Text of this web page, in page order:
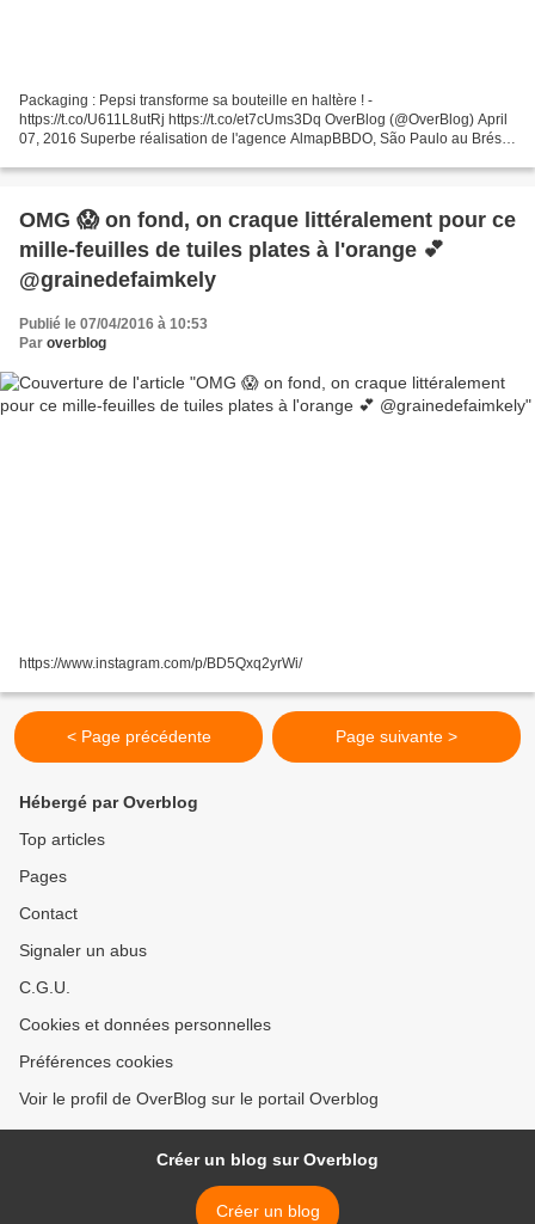
Packaging : Pepsi transforme sa bouteille en haltère ! -
https://t.co/U611L8utRj https://t.co/et7cUms3Dq OverBlog (@OverBlog) April
07, 2016 Superbe réalisation de l'agence AlmapBBDO, São Paulo au Brésil
OMG 😱 on fond, on craque littéralement pour ce
mille-feuilles de tuiles plates à l'orange 💕
@grainedefaimkely
Publié le 07/04/2016 à 10:53
Par overblog
https://www.instagram.com/p/BD5Qxq2yrWi/
< Page précédente Page suivante >
Hébergé par Overblog
Top articles
Pages
Contact
Signaler un abus
C.G.U.
Cookies et données personnelles
Préférences cookies
Voir le profil de OverBlog sur le portail Overblog
Créer un blog sur Overblog
Créer un blog